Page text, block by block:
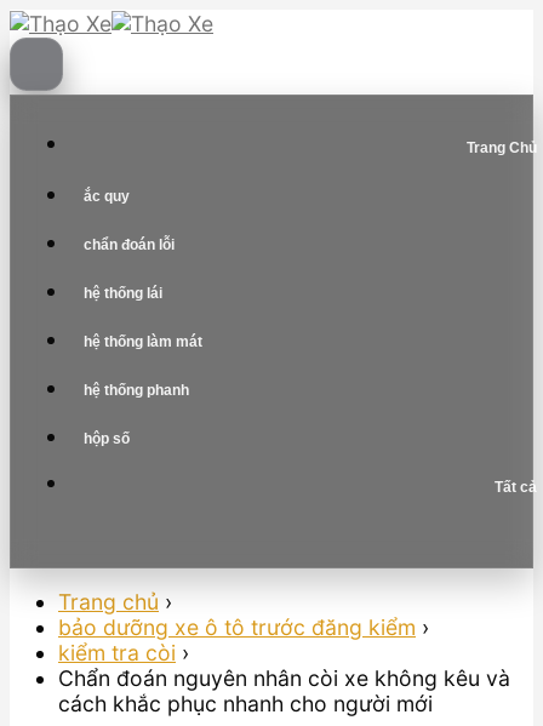
Skip
to
content
Trang Chủ
ắc quy
chẩn đoán lỗi
hệ thống lái
hệ thống làm mát
hệ thống phanh
hộp số
Tất cả
Trang chủ ›
bảo dưỡng xe ô tô trước đăng kiểm ›
kiểm tra còi ›
Chẩn đoán nguyên nhân còi xe không kêu và
cách khắc phục nhanh cho người mới